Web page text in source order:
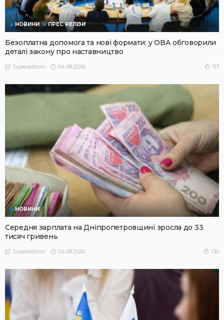
НОВИНИ ПРЕС РЕЛІЗИ
Безоплатна допомога та нові формати: у ОВА обговорили
деталі закону про наставництво
Superadmin 04.08.2026 113
НОВИНИ
Середня зарплата на Дніпропетровщині зросла до 33
тисяч гривень
Superadmin 04.08.2026 130